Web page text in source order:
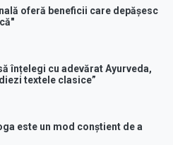
oferă beneficii care depășesc
înțelegi cu adevărat Ayurveda,
textele clasice”
este un mod conștient de a